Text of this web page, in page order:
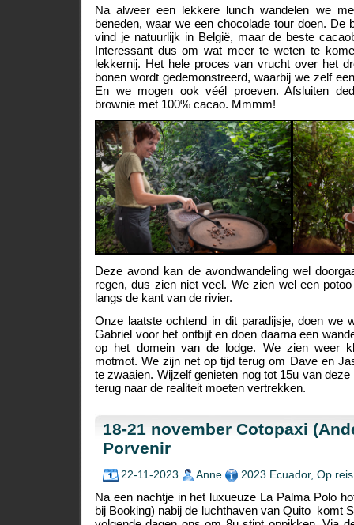
Na alweer een lekkere lunch wandelen we
beneden, waar we een chocolade tour doen. De
vind je natuurlijk in België, maar de beste
Interessant dus om wat meer te weten te
lekkernij. Het hele proces van vrucht over het
bonen wordt gedemonstreerd, waarbij we zelf
En we mogen ook véél proeven. Afsluiten
brownie met 100% cacao. Mmmm!
Deze avond kan de avondwandeling wel
regen, dus zien niet veel. We zien wel een
langs de kant van de rivier.
Onze laatste ochtend in dit paradijsje, doen we
Gabriel voor het ontbijt en doen daarna een
op het domein van de lodge. We zien weer
motmot. We zijn net op tijd terug om Dave en
te zwaaien. Wijzelf genieten nog tot 15u van
terug naar de realiteit moeten vertrekken.
18-21 november Cotopaxi
Porvenir
22-11-2023 Anne 2023 Ecuador, Op reis
Na een nachtje in het luxueuze La Palma Polo
bij Booking) nabij de luchthaven van Quito komt